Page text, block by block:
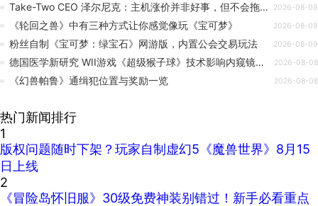
Take-Two CEO 泽尔尼克：主机涨价并非好事，但不会拖累我们的业务 2026-08-09
《轮回之兽》中有三种方式让你感觉像玩《宝可梦》 2026-08-09
粉丝自制《宝可梦：绿宝石》网游版，内置公会交易玩法 2026-08-09
德国医学新研究 WII游戏《超级猴子球》技术影响内窥镜手术训练 2026-08-08
《幻兽帕鲁》通缉犯位置与奖励一览 2026-08-08
热门新闻排行
1
版权问题随时下架？玩家自制虚幻5《魔兽世界》8月15
日上线
2
《冒险岛怀旧服》30级免费神装别错过！新手必看重点